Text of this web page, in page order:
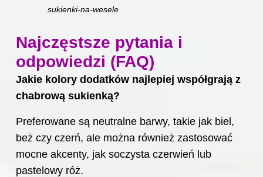
sukienki-na-wesele
Najczęstsze pytania i
odpowiedzi (FAQ)
Jakie kolory dodatków najlepiej współgrają z
chabrową sukienką?
Preferowane są neutralne barwy, takie jak biel,
beż czy czerń, ale można również zastosować
mocne akcenty, jak soczysta czerwień lub
pastelowy róż.